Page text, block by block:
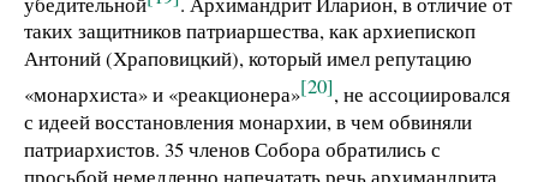
таких защитников патриаршества, как архиепископ
Антоний (Храповицкий), который имел репутацию
«монархиста» и «реакционера»[20], не ассоциировался
с идеей восстановления монархии, в чем обвиняли
патриархистов. 35 членов Собора обратились с
просьбой немедленно напечатать речь архимандрита